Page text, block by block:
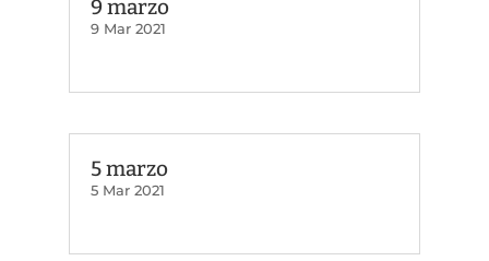
9 marzo
9 Mar 2021
5 marzo
5 Mar 2021